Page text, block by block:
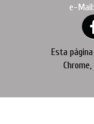
e-
Esta